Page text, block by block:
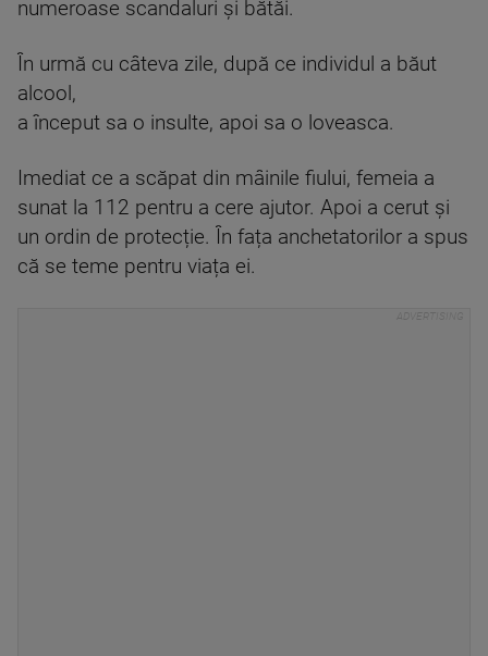
numeroase scandaluri și bătăi.
În urmă cu câteva zile, după ce individul a băut
alcool,
a început sa o insulte, apoi sa o loveasca.
Imediat ce a scăpat din mâinile fiului, femeia a
sunat la 112 pentru a cere ajutor. Apoi a cerut și
un ordin de protecție. În fața anchetatorilor a spus
că se teme pentru viața ei.